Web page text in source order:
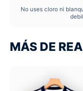
No uses cloro ni
MÁS DE